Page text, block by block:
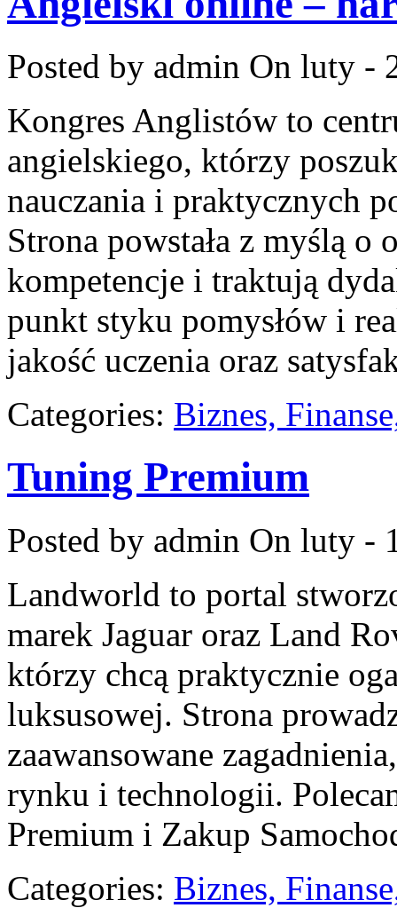
Posted by admin On luty -
Kongres Anglistów to
angielskiego, którzy
nauczania i praktycznych
Strona powstała z myślą o
kompetencje i traktują
punkt styku pomysłów i
jakość uczenia oraz
Categories: Biznes,
Tuning Premium
Posted by admin On luty -
Landworld to portal
marek Jaguar oraz Land
którzy chcą praktycznie
luksusowej. Strona
zaawansowane
rynku i technologii.
Premium i Zakup
Categories: Biznes,